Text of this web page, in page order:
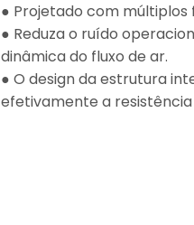
● Projetado com múltiplos
● Reduza o ruído
dinâmica do fluxo de ar.
● O design da estrutura
efetivamente a